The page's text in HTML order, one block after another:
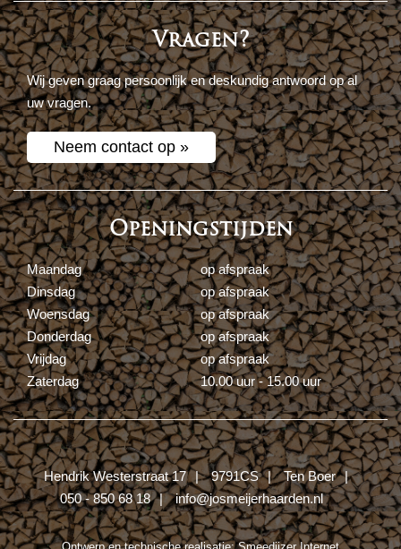
Vragen?
Wij geven graag persoonlijk en deskundig antwoord op al
uw vragen.
Neem contact op »
Openingstijden
Maandag
op afspraak
Dinsdag
op afspraak
Woensdag
op afspraak
Donderdag
op afspraak
Vrijdag
op afspraak
Zaterdag
10.00 uur - 15.00 uur
Hendrik Westerstraat 17 9791CS
Ten Boer
050 - 850 68 18
info@josmeijerhaarden.nl